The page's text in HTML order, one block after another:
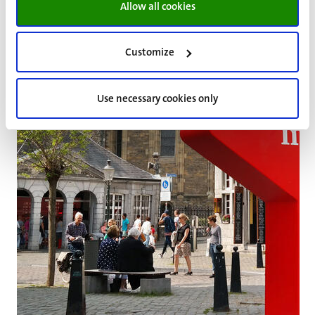
Allow all cookies
Customize
Use necessary cookies only